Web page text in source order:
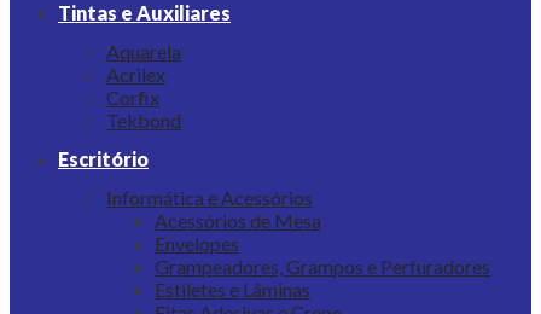
Tintas e Auxiliares
Aquarela
Acrilex
Corfix
Tekbond
Escritório
Informática e Acessórios
Acessórios de Mesa
Envelopes
Grampeadores, Grampos e Perfuradores
Estiletes e Lâminas